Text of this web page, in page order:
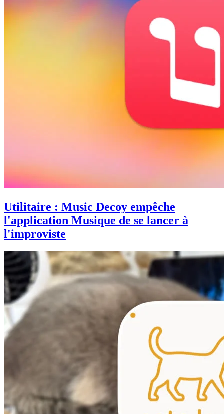
Utilitaire : Music Decoy empêche
l'application Musique de se lancer à
l'improviste